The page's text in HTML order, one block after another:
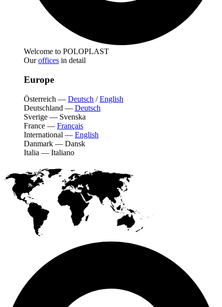
Welcome to POLOPLAST
Ouroffices in detail
Europe
Österreich — Deutsch /English
Deutschland — Deutsch
Sverige — Svenska
France — Français
International — English
Danmark — Dansk
Italia — Italiano